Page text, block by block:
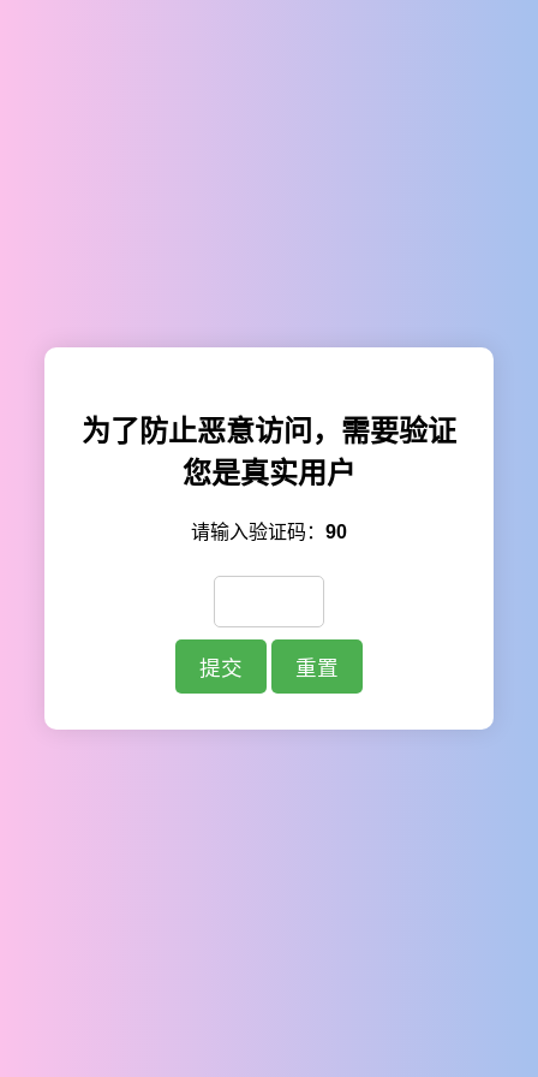
为了防止恶意访问，需要验证
您是真实用户
请输入验证码： 90
提交 重置